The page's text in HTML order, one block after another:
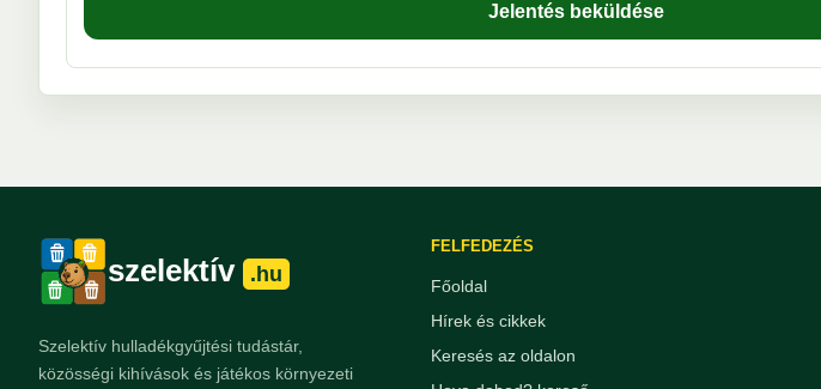
Jelentés beküldése
szelektív .hu
Szelektív hulladékgyűjtési tudástár,
közösségi kihívások és játékos környezeti
FELFEDEZÉS
Főoldal
Hírek és cikkek
Keresés az oldalon